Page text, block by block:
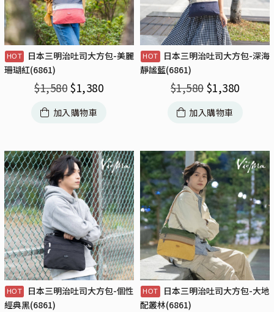
日本三明治吐司大方包-美麗
珊瑚紅(6861)
$1,580 $1,380
加入購物車
日本三明治吐司大方包-深海
靜謐藍(6861)
$1,580 $1,380
加入購物車
日本三明治吐司大方包-個性
經典黑(6861)
日本三明治吐司大方包-大地
配叢林(6861)